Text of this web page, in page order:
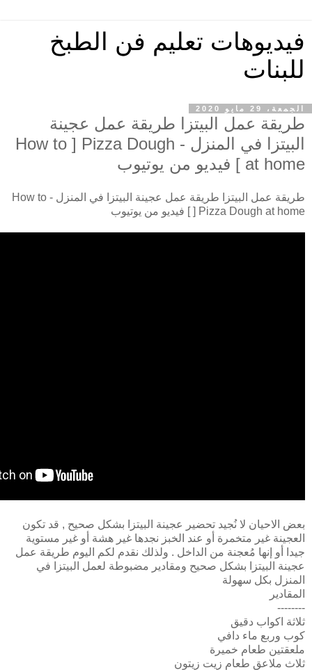
فيديوهات تعليم فن الطبخ
للبنات
الجمعة، 29 مايو 2020
طريقة عمل البيتزا طريقة عمل عجينة
البيتزا في المنزل - How to ] Pizza Dough
at home ] فيديو من يوتيوب
طريقة عمل البيتزا طريقة عمل عجينة البيتزا في المنزل - How to
] Pizza Dough at home ] فيديو من يوتيوب
بعض الاحيان لا نُجيد تحضير عجينة البيتزا بشكل صحيح , قد تكون
العجينة غير متخمرة أو عند الخبز نجدها غير هشة أو غير مستوية
جيدا أو إنها مُعجنة من الداخل . ولذلك نقدم لكم اليوم طريقة عمل
عجينة البيتزا بشكل صحيح ومقادير مضبوطة لعمل البيتزا في
المنزل بكل سهولة
المقادير
--------
ثلاثة اكواب دقيق
كوب وربع ماء دافي
ملعقتين طعام خميرة
ثلاث ملاعق طعام زيت زيتون